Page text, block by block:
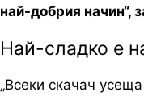
най-добрия начин“,
Най-сладко е
„Всеки скачач